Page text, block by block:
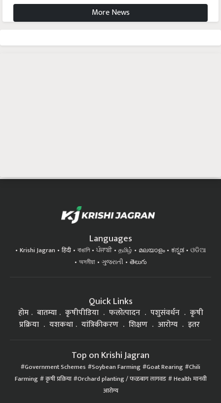
More News
Languages
Krishi Jagran हिंदी বাঙালি ਪੰਜਾਬੀ தமிழ் മലയാളം ಕನ್ನಡ
ଓଡିଆ
অসমীয়া
ગુજરાતી తెలుగు
Quick Links
होम बातम्या कृषीपीडिया फलोत्पादन पशुसंवर्धन
कृषी
प्रक्रिया
यशकथा यांत्रिकीकरण शिक्षण आरोग्य इतर
Top on Krishi Jagran
Government Schemes Soybean Farming Goat Rearing Chili
Farming कृषी प्रक्रिया Orchard planting / फळबाग लागवड Health मानवी
आरोग्य